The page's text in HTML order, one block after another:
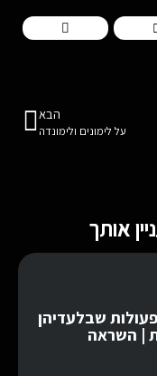
הבא
על לימונים ולימונדה
אותך
אשליית ההתפתחות האישית - 2 פעולות שבלעדיהן
| השראה